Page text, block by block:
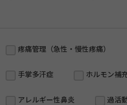
疼痛管理（急性・慢性疼痛）
手掌多汗症 ホルモン補
アレルギー性鼻炎 過活